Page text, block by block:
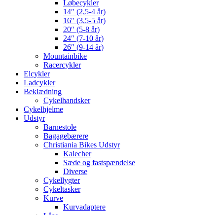
Løbecykler
14″ (2,5-4 år)
16″ (3,5-5 år)
20″ (5-8 år)
24″ (7-10 år)
26″ (9-14 år)
Mountainbike
Racercykler
Elcykler
Ladcykler
Beklædning
Cykelhandsker
Cykelhjelme
Udstyr
Barnestole
Bagagebærere
Christiania Bikes Udstyr
Kalecher
Sæde og fastspændelse
Diverse
Cykellygter
Cykeltasker
Kurve
Kurvadaptere